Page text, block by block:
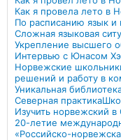
Как я провелa лето в
По расписанию язык и
Сложная языковая
Укрепление высшего
Интервью с Юнасом
Норвежские
решений и работу в
Уникальная
Северная практика
Изучить норвежский
20-летие
«Российско-